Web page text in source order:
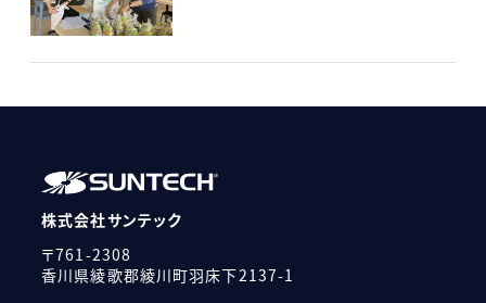
株式会社サンテック
〒761-2308
香川県綾歌郡綾川町羽床下2137-1